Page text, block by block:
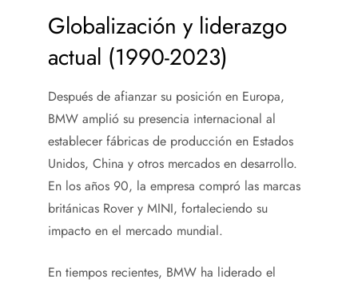
Globalización y liderazgo
actual (1990-2023)
Después de afianzar su posición en Europa,
BMW amplió su presencia internacional al
establecer fábricas de producción en Estados
Unidos, China y otros mercados en desarrollo.
En los años 90, la empresa compró las marcas
británicas Rover y MINI, fortaleciendo su
impacto en el mercado mundial.
En tiempos recientes, BMW ha liderado el